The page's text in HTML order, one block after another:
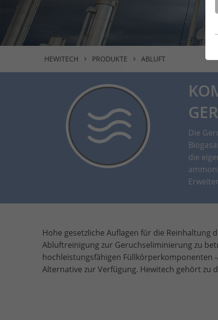
HEWITECH PRODUKTE ABLUFT
Die
die
Hohe gesetzliche Auflagen für die
Abluftreinigung zur Geruchseliminierung zu
hochleistungsfähigen Füllkörperkomponenten
Alternative zur Verfügung. Hewitech gehört